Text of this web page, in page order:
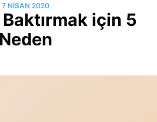
7 NISAN 2020
Baktırmak için 5
Neden